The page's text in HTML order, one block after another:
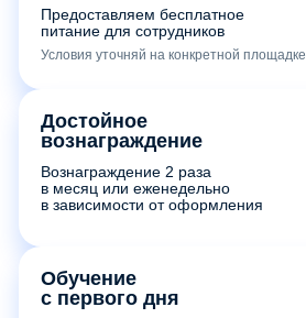
Предоставляем бесплатное
питание для сотрудников
Условия уточняй на конкретной площадке
Достойное
вознаграждение
Вознаграждение 2 раза
в месяц или еженедельно
в зависимости от оформления
Обучение
с первого дня